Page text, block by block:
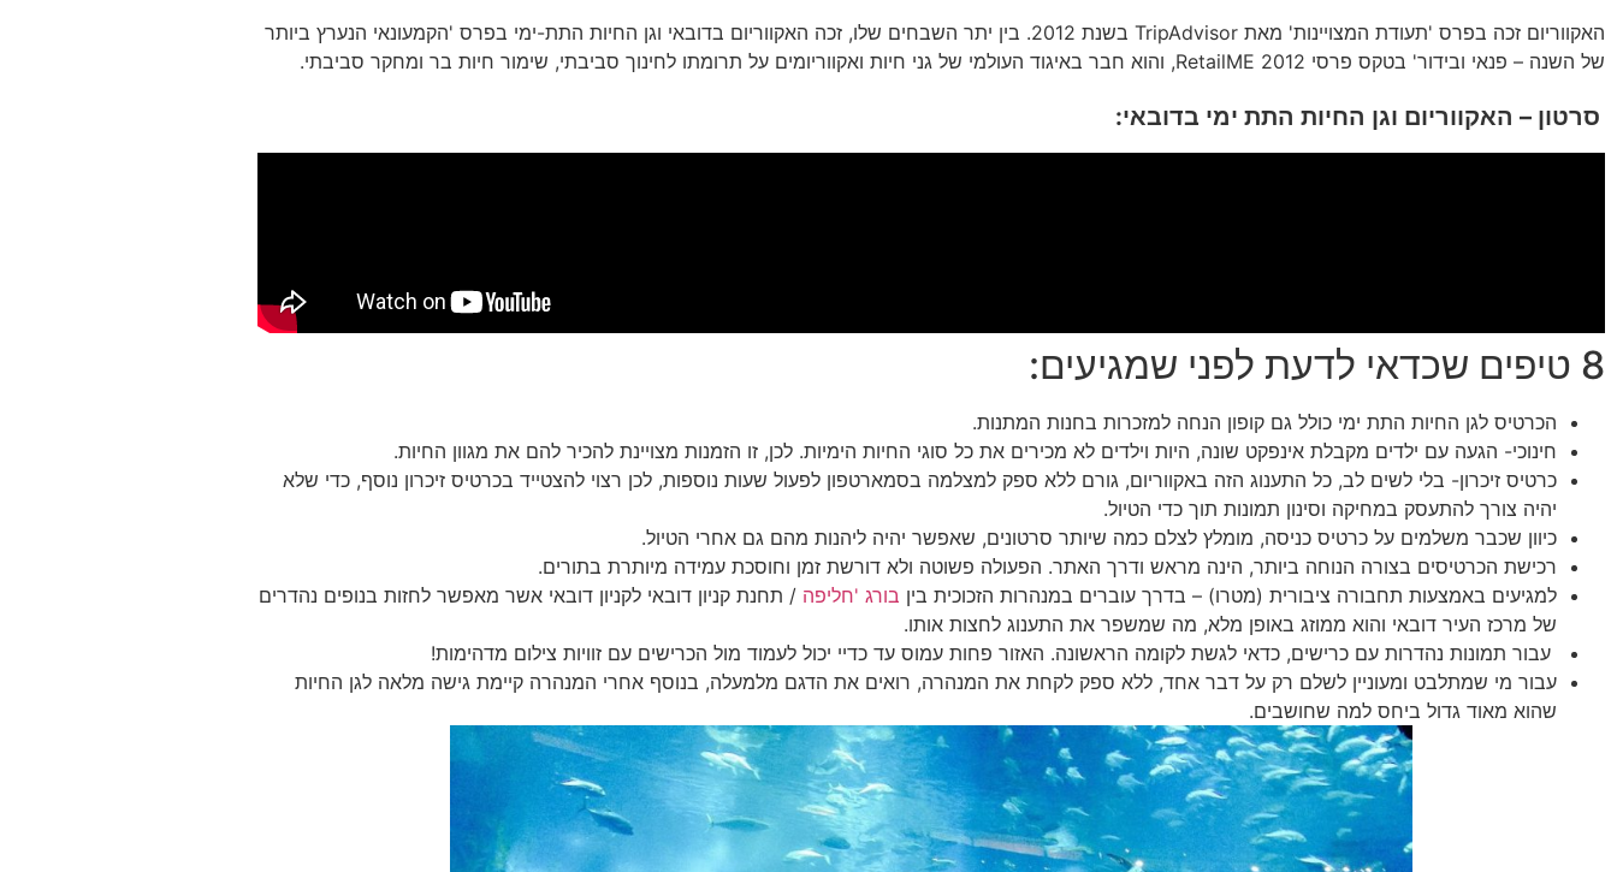
האקווריום זכה בפרס 'תעודת המצויינות' מאת TripAdvisor בשנת 2012. בין יתר השבחים שלו, זכה האקווריום בדובאי וגן החיות התת-ימי בפרס 'הקמעונאי הנערץ ביותר
של השנה – פנאי ובידור' בטקס פרסי RetailME 2012, והוא חבר באיגוד העולמי של גני חיות ואקווריומים על תרומתו לחינוך סביבתי, שימור חיות בר ומחקר סביבתי.
סרטון – האקווריום וגן החיות התת ימי בדובאי:
8 טיפים שכדאי לדעת לפני שמגיעים:
הכרטיס לגן החיות התת ימי כולל גם קופון הנחה למזכרות בחנות המתנות.
חינוכי- הגעה עם ילדים מקבלת אינפקט שונה, היות וילדים לא מכירים את כל סוגי החיות הימיות. לכן, זו הזמנות מצויינת להכיר להם את מגוון החיות.
כרטיס זיכרון- בלי לשים לב, כל התענוג הזה באקווריום, גורם ללא ספק למצלמה בסמארטפון לפעול שעות נוספות, לכן רצוי להצטייד בכרטיס זיכרון נוסף, כדי שלא
יהיה צורך להתעסק במחיקה וסינון תמונות תוך כדי הטיול.
כיוון שכבר משלמים על כרטיס כניסה, מומלץ לצלם כמה שיותר סרטונים, שאפשר יהיה ליהנות מהם גם אחרי הטיול.
רכישת הכרטיסים בצורה הנוחה ביותר, הינה מראש ודרך האתר. הפעולה פשוטה ולא דורשת זמן וחוסכת עמידה מיותרת בתורים.
למגיעים באמצעות תחבורה ציבורית (מטרו) – בדרך עוברים במנהרות הזכוכית בין בורג 'חליפה / תחנת קניון דובאי לקניון דובאי אשר מאפשר לחזות בנופים נהדרים
של מרכז העיר דובאי והוא ממוזג באופן מלא, מה שמשפר את התענוג לחצות אותו.
עבור תמונות נהדרות עם כרישים, כדאי לגשת לקומה הראשונה. האזור פחות עמוס עד כדיי יכול לעמוד מול הכרישים עם זוויות צילום מדהימות!
עבור מי שמתלבט ומעוניין לשלם רק על דבר אחד, ללא ספק לקחת את המנהרה, רואים את הדגם מלמעלה, בנוסף אחרי המנהרה קיימת גישה מלאה לגן החיות
שהוא מאוד גדול ביחס למה שחושבים.